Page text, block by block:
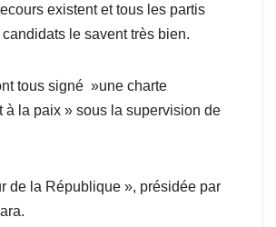
existent et tous les partis
le savent très bien.
tous signé »une charte
à la paix » sous la supervision de
de la République », présidée par